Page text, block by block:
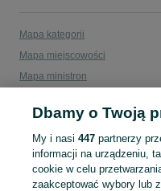
Mapa kategorii
Mapa miejscowości
Mapa ministron
Dbamy o Twoją
My i nasi447 partnerzy
informacji na urządzeniu,
cookie w celu
zaakceptować wybory lub